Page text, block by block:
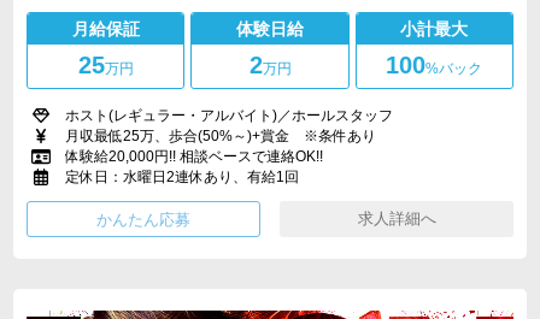
月給保証
25万円
体験日給
2万円
小計最大
100%バック
ホスト(レギュラー・アルバイト)／ホールスタッフ
月収最低25万、歩合(50%～)+賞金 ※条件あり
体験給20,000円!! 相談ベースで連絡OK!!
定休日：水曜日2連休あり、有給1回
求人詳細へ